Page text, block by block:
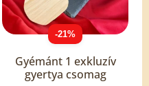
-21%
Gyémánt 1 exkluzív
gyertya csomag